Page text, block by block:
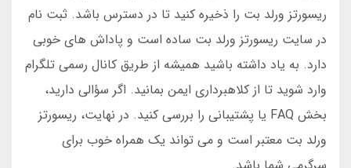
ریسورتز ورلد بت را ذخیره کنید تا در دسترس باشد. ثبت نام
در سایت ریسورتز ورلد بت ساده است و پاداش های خوبی
دارد. به یاد داشته باشید همیشه از طریق کانال رسمی تلگرام
وارد شوید تا از کلاهبرداری ایمن بمانید. اگر سؤالی دارید،
بخش FAQ یا پشتیبانی را بررسی کنید. در نهایت، ریسورتز
ورلد بت معتبر است و می تواند یک همراه خوب برای